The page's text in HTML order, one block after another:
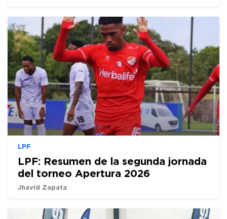
LPF
LPF: Resumen de la segunda jornada
del torneo Apertura 2026
Jhavid Zapata